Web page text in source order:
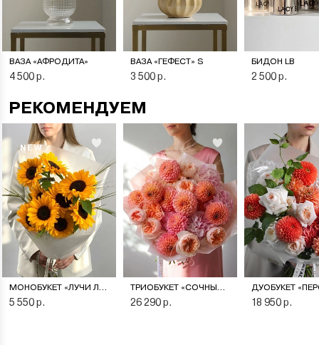
ВАЗА «АФРОДИТА»
4 500 р.
ВАЗА «ГЕФЕСТ» S
3 500 р.
БИДОН LB
2 500 р.
РЕКОМЕНДУЕМ
NEW
МОНОБУКЕТ «ЛУЧИ ЛЕТА»
5 550 р.
ТРИОБУКЕТ «СОЧНЫЙ ПЕРСИК»
26 290 р. 18 950 р.